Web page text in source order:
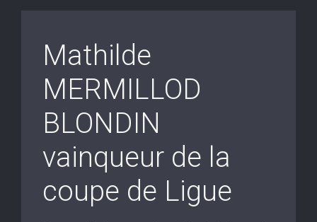
Mathilde
MERMILLOD
BLONDIN
vainqueur de la
coupe de Ligue